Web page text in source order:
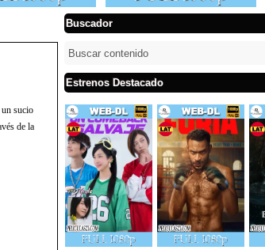
un sucio
de la
Buscador
Estrenos Destacado